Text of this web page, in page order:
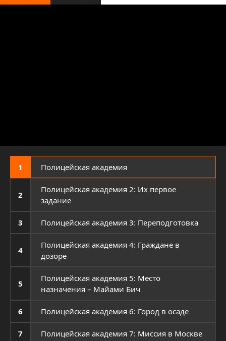
1 Полицейская академия
2
Полицейская академия 2: Их первое
задание
3 Полицейская академия 3: Переподготовка
4
Полицейская академия 4: Граждане в
дозоре
5
Полицейская академия 5: Место
назначения – Майами Бич
6 Полицейская академия 6: Город в осаде
7 Полицейская академия 7: Миссия в Москве